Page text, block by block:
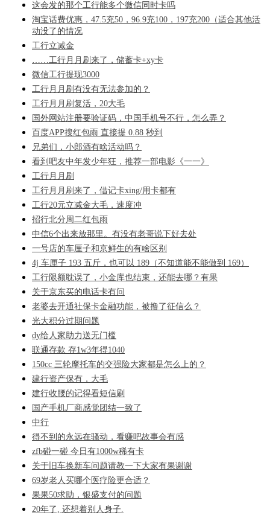
这会发的那个工行能多个微信同时卡吗
淘宝话费优惠，47.5充50，96.9充100，197充200（适合其他活
动没了的情况
工行立减金
……工行月月刷来了，储蓄卡+xy卡
微信工行提现3000
工行月月刷有没有无法参加的？
工行月月刷复活，20大毛
国外网站注册要验证码，中国手机号不行，怎么弄？
百度APP搜红包雨 直接提 0.88 秒到
兄弟们，小郎酒有啥活动吗？
看到吧友中年发少年狂，推荐一部电影《一一》
工行月月刷
工行月月刷来了，借记卡xing/用卡都有
工行20元立减金大毛，速度冲
招行北分周二红包雨
中信6个出来放那里。有没有老哥说下好去处
一号店的车厘子和京鲜生的有啥区别
4j 车厘子 193 五斤，也可以 189（不知道能不能做到 169）
工行限额耽误了，小金库也结束，还能去哪？有果
关于京东买的电话卡有问
老婆去开通社保卡金融功能，被撸了征信么？
光大积分过期问题
dy给人家助力送无门槛
联通存款 存1w3年得1040
150cc 三轮摩托车的交强险大家都是怎么上的？
建行资产保有，大毛
建行收腰的记得看短信刷
国产手机厂商感觉团结一致了
中行
得不到的永远在骚动，看赚吧故事会有感
zfb碰一碰 今日有1000w稀有卡
关于旧车换新车问题请教一下大家有果谢谢
69岁老人买哪个医疗险更合适？
果果50求助，银盛支付的问题
20年了, 还想着别人身子.